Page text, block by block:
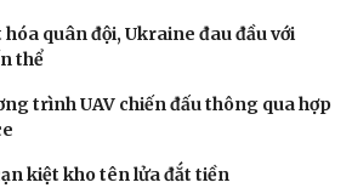
quân đội, Ukraine đau đầu với
thể
trình UAV chiến đấu thông qua hợp
kiệt kho tên lửa đắt tiền